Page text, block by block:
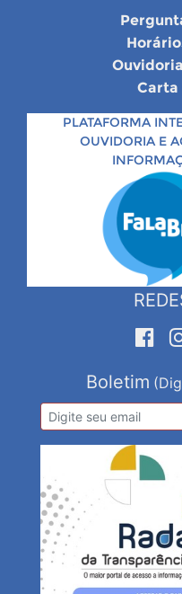
Carta
PLATAFORMA
OUVIDORIA E
Boletim